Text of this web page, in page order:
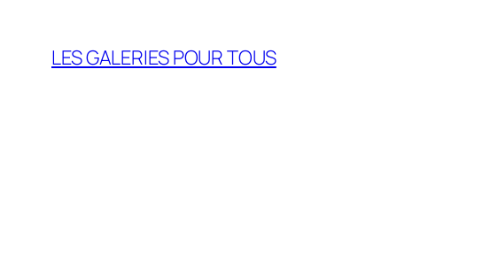
contenu
LES GALERIES POUR TOUS